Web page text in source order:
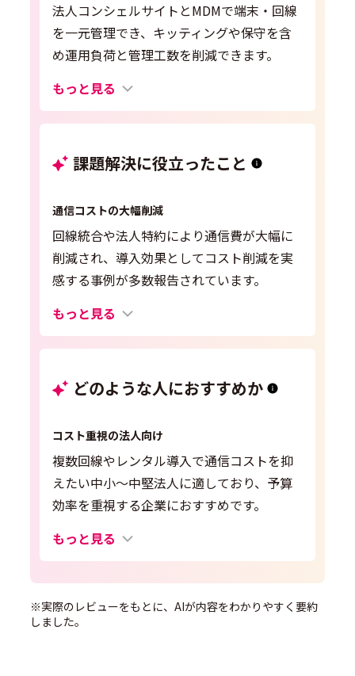
法人コンシェルサイトとMDMで端末・回線
を一元管理でき、キッティングや保守を含
め運用負荷と管理工数を削減できます。
もっと見る
課題解決に役立ったこと
通信コストの大幅削減
回線統合や法人特約により通信費が大幅に
削減され、導入効果としてコスト削減を実
感する事例が多数報告されています。
もっと見る
どのような人におすすめか
コスト重視の法人向け
複数回線やレンタル導入で通信コストを抑
えたい中小〜中堅法人に適しており、予算
効率を重視する企業におすすめです。
もっと見る
※実際のレビューをもとに、AIが内容をわかりやすく要約
しました。